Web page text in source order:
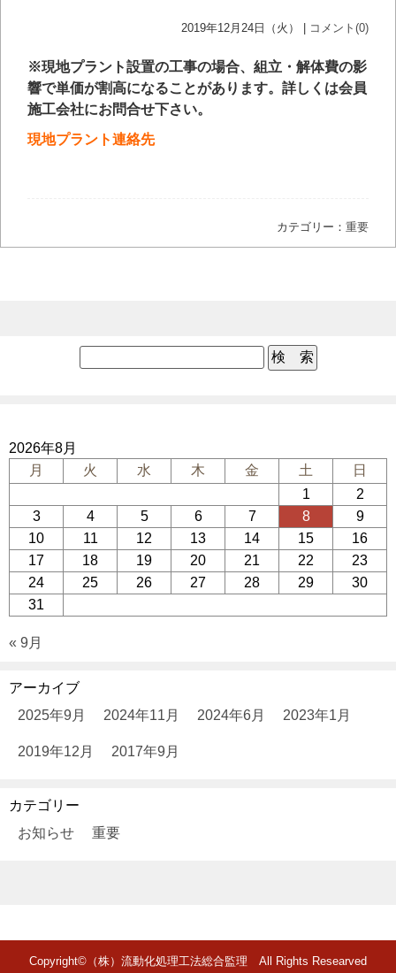
2019年12月24日（火） | コメント(0)
※現地プラント設置の工事の場合、組立・解体費の影
響で単価が割高になることがあります。詳しくは会員
施工会社にお問合せ下さい。
現地プラント連絡先
カテゴリー： 重要
2026年8月
月
火 水 木 金 土
日
1
2
3
4 5 6 7 8
9
10
11 12 13 14 15
16
17
18 19 20 21 22
23
24
25 26 27 28 29
30
31
« 9月
アーカイブ
2025年9月
2024年11月 2024年6月 2023年1月
2019年12月 2017年9月
カテゴリー
お知らせ
重要
Copyright©（株）流動化処理工法総合監理 All Rights Researved